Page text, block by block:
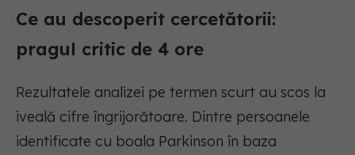
Ce au descoperit cercetătorii:
pragul critic de 4 ore
Rezultatele analizei pe termen scurt au scos la
iveală cifre îngrijorătoare. Dintre persoanele
identificate cu boala Parkinson în baza